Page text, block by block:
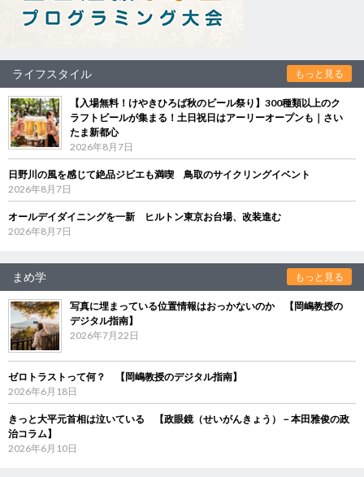
ライフスタイル もっと見る
【入場無料！けやきひろば秋のビール祭り】300種類以上のク
ラフトビールが集まる！土日祝日はアーリーオープンも｜さい
たま新都心
2026年8月7日
日野川の風を感じて絶品ジビエも満喫 鳥取のサイクリングイベント
2026年8月7日
オールデイダイニングを一新 ヒルトン東京お台場、改装進む
2026年8月7日
まめ学 もっと見る
写真に埋まっている位置情報はおっかないのか 【岡嶋教授の
デジタル指南】
2026年7月22日
ゼロトラストって何？ 【岡嶋教授のデジタル指南】
2026年6月18日
きっと大平元首相は泣いている 【政眼鏡（せいがんきょう）－本田雅俊の政
治コラム】
2026年6月10日